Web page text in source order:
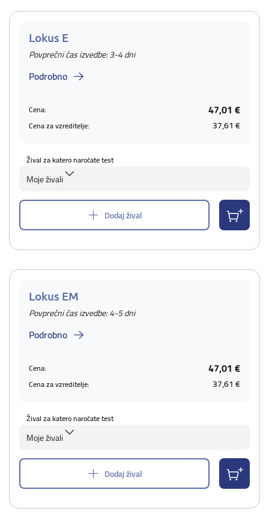
Lokus E
Povprečni čas izvedbe: 3-4 dni
Podrobno
Cena: 47,01 €
Cena za vzreditelje: 37,61 €
Žival za katero naročate test
Moje živali
Dodaj žival
Lokus EM
Povprečni čas izvedbe: 4-5 dni
Podrobno
Cena: 47,01 €
Cena za vzreditelje: 37,61 €
Žival za katero naročate test
Moje živali
Dodaj žival